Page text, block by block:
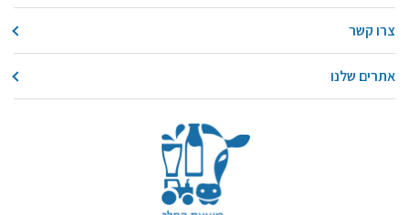
צרו קשר
אתרים שלנו